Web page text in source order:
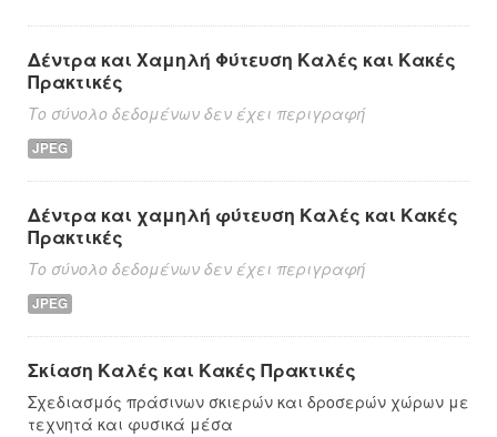
Δέντρα και Χαμηλή Φύτευση Καλές και Κακές
Πρακτικές
Το σύνολο δεδομένων δεν έχει περιγραφή
JPEG
Δέντρα και χαμηλή φύτευση Καλές και Κακές
Πρακτικές
Το σύνολο δεδομένων δεν έχει περιγραφή
JPEG
Σκίαση Καλές και Κακές Πρακτικές
Σχεδιασμός πράσινων σκιερών και δροσερών χώρων με
τεχνητά και φυσικά μέσα